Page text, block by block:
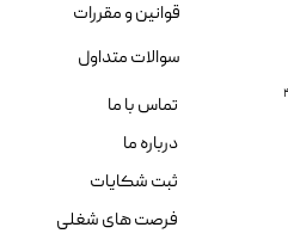
قوانین و مقررات
سوالات متداول
تماس با ما
درباره ما
ثبت شکایات
فرصت های شغلی